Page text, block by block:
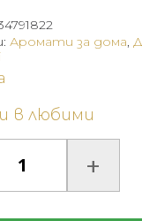
Аромати за дома,
в любими